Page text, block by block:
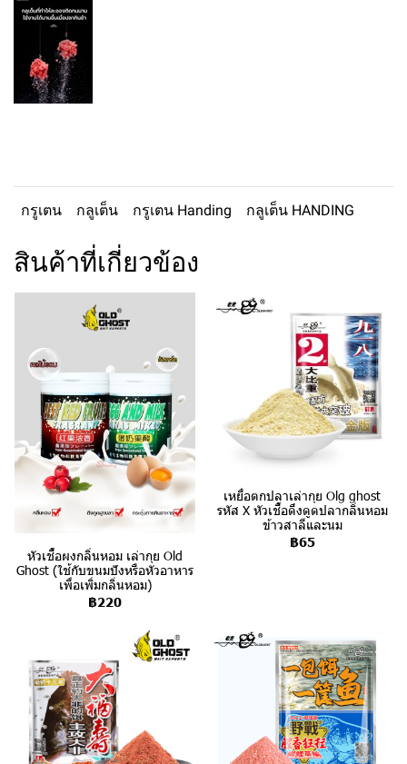
กรูเตน กลูเต็น กรูเตน Handing กลูเต็น HANDING
สินค้าที่เกี่ยวข้อง
หัวเชื้อผงกลิ่นหอม เล่ากุย Old
Ghost (ใช้กับขนมปังหรือหัวอาหาร
เพื่อเพิ่มกลิ่นหอม)
฿220
เหยื่อตกปลาเล่ากุย Olg ghost
รหัส X หัวเชื้อดึงดูดปลากลิ่นหอม
ข้าวสาลีและนม
฿65